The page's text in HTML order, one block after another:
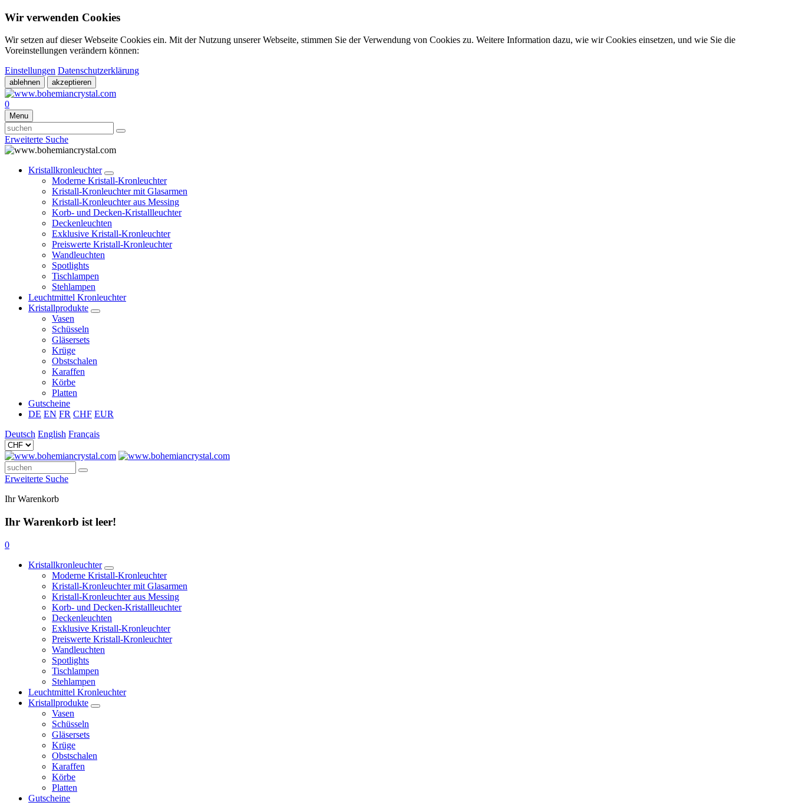
Wir verwenden Cookies
Wir setzen auf dieser Webseite Cookies ein. Mit der Nutzung unserer Webseite, stimmen Sie der Verwendung von Cookies zu. Weitere Information dazu, wie wir Cookies einsetzen, und wie Sie die
Voreinstellungen verändern können:
Einstellungen Datenschutzerklärung
ablehnen akzeptieren
0
Menu
Erweiterte Suche
Kristallkronleuchter
Moderne Kristall-Kronleuchter
Kristall-Kronleuchter mit Glasarmen
Kristall-Kronleuchter aus Messing
Korb- und Decken-Kristallleuchter
Deckenleuchten
Exklusive Kristall-Kronleuchter
Preiswerte Kristall-Kronleuchter
Wandleuchten
Spotlights
Tischlampen
Stehlampen
Leuchtmittel Kronleuchter
Kristallprodukte
Vasen
Schüsseln
Gläsersets
Krüge
Obstschalen
Karaffen
Körbe
Platten
Gutscheine
DE EN FR CHF EUR
Deutsch English Français
Erweiterte Suche
Ihr Warenkorb
Ihr Warenkorb ist leer!
0
Kristallkronleuchter
Moderne Kristall-Kronleuchter
Kristall-Kronleuchter mit Glasarmen
Kristall-Kronleuchter aus Messing
Korb- und Decken-Kristallleuchter
Deckenleuchten
Exklusive Kristall-Kronleuchter
Preiswerte Kristall-Kronleuchter
Wandleuchten
Spotlights
Tischlampen
Stehlampen
Leuchtmittel Kronleuchter
Kristallprodukte
Vasen
Schüsseln
Gläsersets
Krüge
Obstschalen
Karaffen
Körbe
Platten
Gutscheine